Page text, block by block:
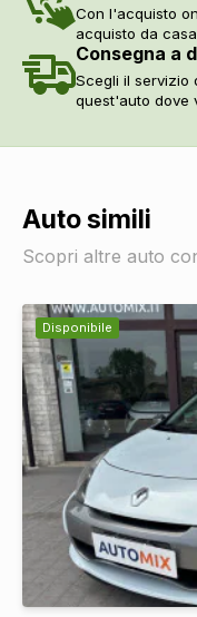
Con l'acquisto
acquisto da
Consegna a
Scegli il servizio
quest'auto dove
Auto simili
Scopri altre auto
Disponibile